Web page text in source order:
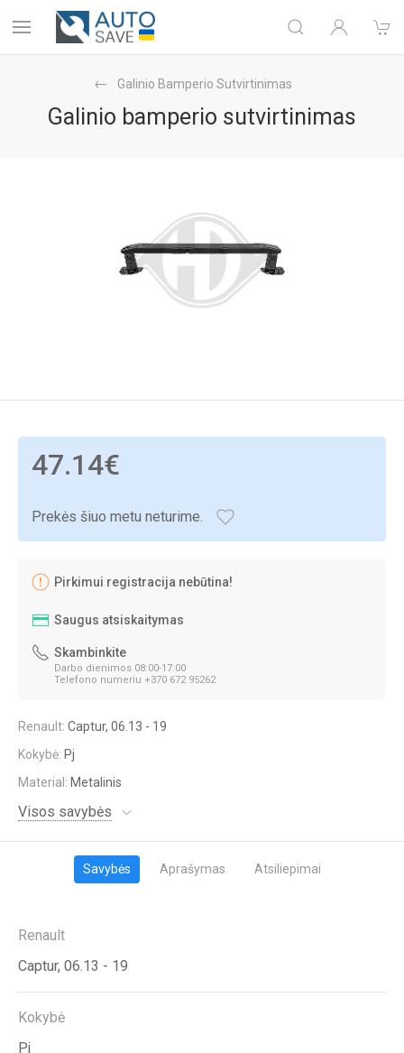
Galinio Bamperio Sutvirtinimas
Galinio bamperio sutvirtinimas
47.14€
Prekės šiuo metu neturime.
Pirkimui registracija nebūtina!
Saugus atsiskaitymas
Skambinkite
Darbo dienimos 08:00-17:00
Telefono numeriu +370 672 95262
Renault: Captur, 06.13 - 19
Kokybė: Pj
Material: Metalinis
Visos savybės
Savybės Aprašymas Atsiliepimai
Renault
Captur, 06.13 - 19
Kokybė
Pj